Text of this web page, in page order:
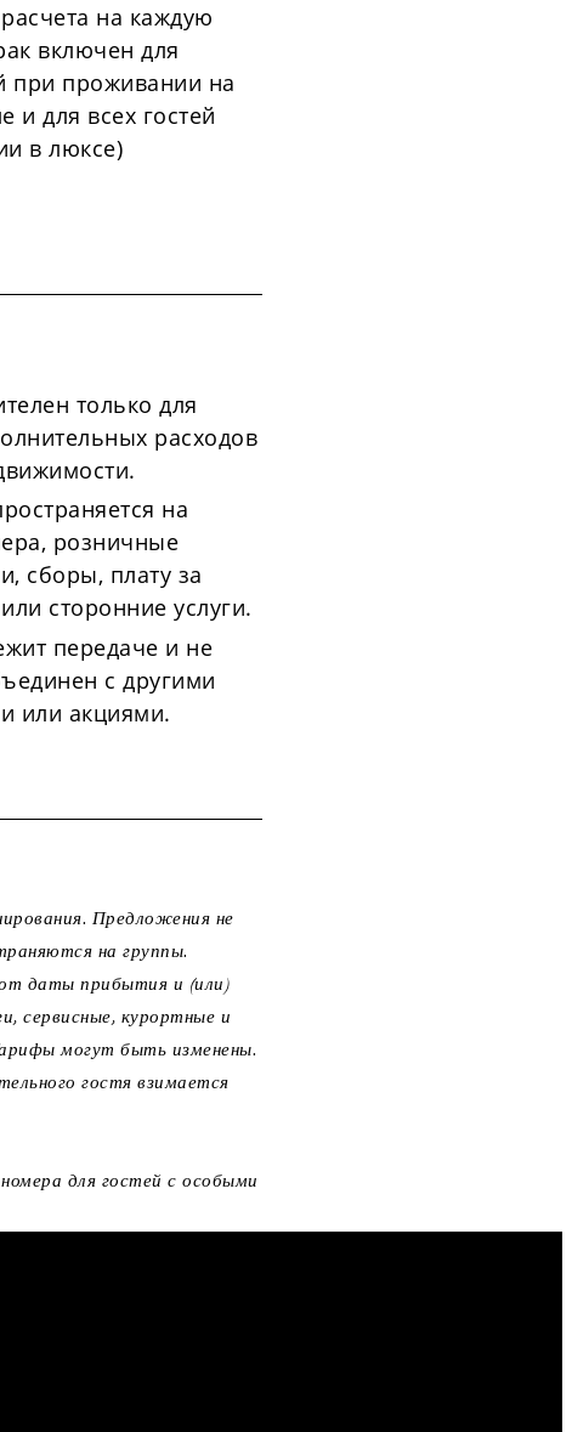
на каждую
включен для
при проживании на
и для всех гостей
в люксе)
только для
расходов
на
розничные
сборы, плату за
сторонние услуги.
передаче и не
с другими
или акциями.
Предложения не
на группы.
даты прибытия и (или)
сервисные, курортные и
могут быть изменены.
гостя взимается
для гостей с особыми